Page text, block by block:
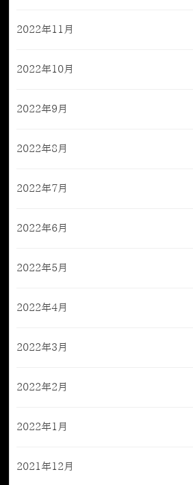
2022年11月
2022年10月
2022年9月
2022年8月
2022年7月
2022年6月
2022年5月
2022年4月
2022年3月
2022年2月
2022年1月
2021年12月